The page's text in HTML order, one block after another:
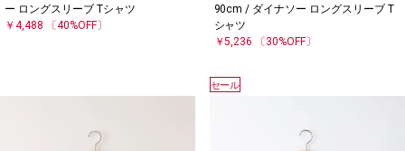
ー ロングスリーブ Tシャツ
￥4,488 〔40%OFF〕
90cm / ダイナソー ロングスリーブ T
シャツ
￥5,236
〔30%OFF〕
セール